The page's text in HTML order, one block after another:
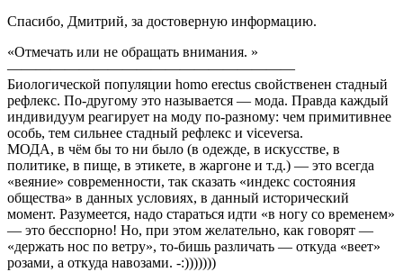
Спасибо, Дмитрий, за достоверную информацию.
«Отмечать или не обращать внимания. »
————————————————————
Биологической популяции homo erectus свойственен стадный
рефлекс. По-другому это называется — мода. Правда каждый
индивидуум реагирует на моду по-разному: чем примитивнее
особь, тем сильнее стадный рефлекс и viceversa.
МОДА, в чём бы то ни было (в одежде, в искусстве, в
политике, в пище, в этикете, в жаргоне и т.д.) — это всегда
«веяние» современности, так сказать «индекс состояния
общества» в данных условиях, в данный исторический
момент. Разумеется, надо стараться идти «в ногу со временем»
— это бесспорно! Но, при этом желательно, как говорят —
«держать нос по ветру», то-бишь различать — откуда «веет»
розами, а откуда навозами. -:)))))))